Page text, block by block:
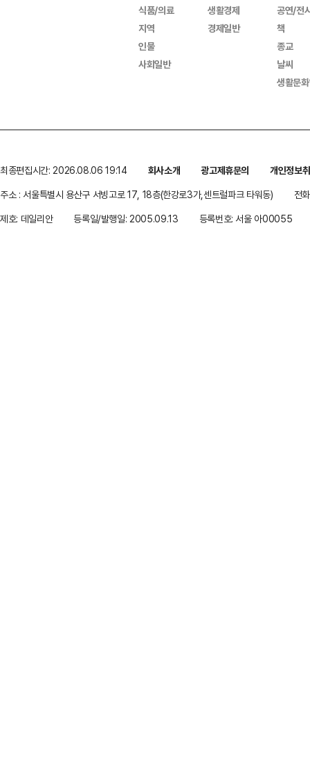
식품/의료
지역
인물
사회일반
생활경제
경제일반
공연/전
책
종교
날씨
생활문
최종편집시간: 2026.08.06 19:14 회사소개 광고제휴문의
개인정보
주소 : 서울특별시 용산구 서빙고로 17, 18층(한강로3가,센트럴파크 타워동)
전
제호: 데일리안
등록일/발행일: 2005.09.13 등록번호: 서울 아00055